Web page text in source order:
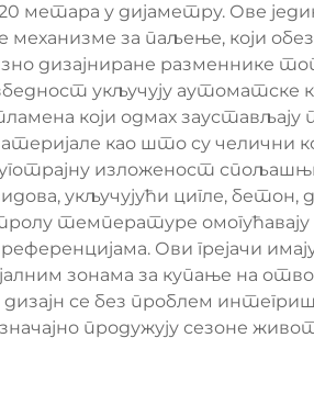
метара у дијаметру. Ове
за паљење, који
дизајниране разменнике
укључују аутоматске
који одмах заустављају
као што су челични
изложеност
укључујући цигле,
температуре
Ови грејачи
зонама за купање на
се без проблем
продужују сезоне